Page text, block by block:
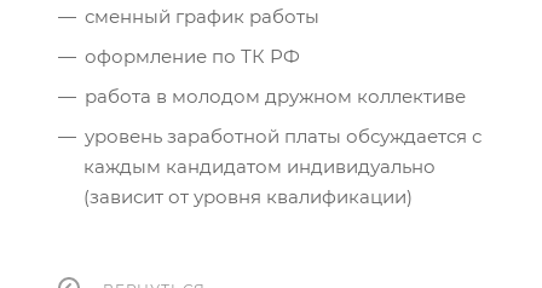
сменный график работы
оформление по ТК РФ
работа в молодом дружном коллективе
уровень заработной платы обсуждается с
каждым кандидатом индивидуально
(зависит от уровня квалификации)